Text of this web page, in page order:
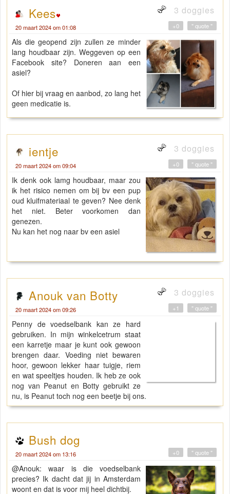
Kees 3 doggies
20 maart 2024 om 01:08 " quote "
+0
Als die geopend zijn zullen ze minder
lang houdbaar zijn. Weggeven op een
Facebook site? Doneren aan een
asiel?
Of hier bij vraag en aanbod, zo lang het
geen medicatie is.
ientje 3 doggies
20 maart 2024 om 09:04 " quote "
+0
Ik denk ook lamg houdbaar, maar zou
ik het risico nemen om bij bv een pup
oud kluifmateriaal te geven? Nee denk
het niet. Beter voorkomen dan
genezen.
Nu kan het nog naar bv een asiel
Anouk van Botty 3 doggies
20 maart 2024 om 09:26 " quote "
+1
Penny de voedselbank kan ze hard
gebruiken. In mijn winkelcetrum staat
een karretje maar je kunt ook gewoon
brengen daar. Voeding niet bewaren
hoor, gewoon lekker haar tuigje, riem
en wat speeltjes houden. Ik heb ze ook
nog van Peanut en Botty gebruikt ze
nu, is Peanut toch nog een beetje bij ons.
Bush dog
20 maart 2024 om 13:16 " quote "
+0
@Anouk: waar is die voedselbank
precies? Ik dacht dat jij in Amsterdam
woont en dat is voor mij heel dichtbij.